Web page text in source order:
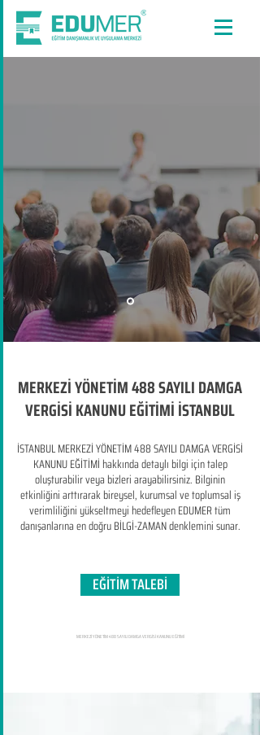
MERKEZİ YÖNETİM 488 SAYILI DAMGA
VERGİSİ KANUNU EĞİTİMİ İSTANBUL
İSTANBUL MERKEZİ YÖNETİM 488 SAYILI DAMGA VERGİSİ
KANUNU EĞİTİMİ hakkında detaylı bilgi için talep
oluşturabilir veya bizleri arayabilirsiniz. Bilginin
etkinliğini arttırarak bireysel, kurumsal ve toplumsal iş
verimliliğini yükseltmeyi hedefleyen​ EDUMER tüm
danışanlarına en doğru BİLGİ-ZAMAN denklemini sunar.
EĞİTİM TALEBİ
MERKEZİ YÖNETİM 488 SAYILI DAMGA VERGİSİ KANUNU EĞİTİMİ